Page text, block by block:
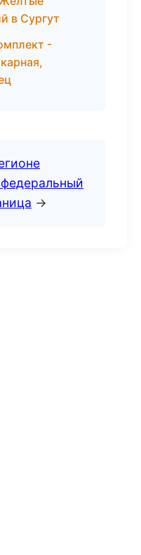
в Сургут
-
→